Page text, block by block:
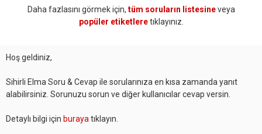
Daha fazlasını görmek için, tüm soruların listesineveya
popüler etiketleretıklayınız.
Hoş geldiniz,
Sihirli Elma Soru & Cevap ile sorularınıza en kısa zamanda yanıt
alabilirsiniz. Sorunuzu sorun ve diğer kullanıcılar cevap versin.
Detaylı bilgi için buraya tıklayın.